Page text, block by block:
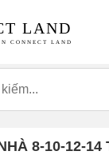
LAND
CONNECT LAND
8-10-12-14